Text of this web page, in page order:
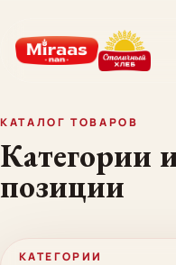
КАТАЛОГ ТОВАРОВ
Категории
позиции
КАТЕГОРИИ